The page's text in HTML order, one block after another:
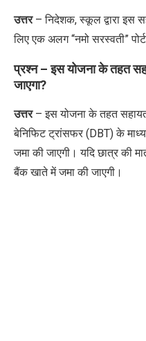
उत्तर – निदेशक, स्कूल द्वारा इस
लिए एक अलग “नमो सरस्वती”
प्रश्न – इस योजना के तहत
जाएगा?
उत्तर – इस योजना के तहत
बेनिफिट ट्रांसफर (DBT) के
जमा की जाएगी। यदि छात्र की
बैंक खाते में जमा की जाएगी।